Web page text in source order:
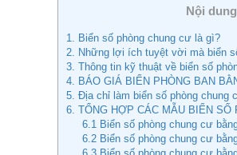
Nội
1. Biển số phòng chung cư là gì?
2. Những lợi ích tuyệt vời mà biển
3. Thông tin kỹ thuật về biển số
4. BÁO GIÁ BIỂN PHÒNG BAN
5. Địa chỉ làm biển số phòng
6. TỔNG HỢP CÁC MẪU BIỂN SỐ
6.1 Biển số phòng chung cư
6.2 Biển số phòng chung cư